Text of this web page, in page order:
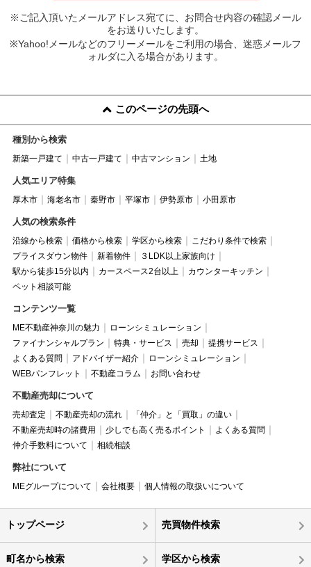
※ご記入頂いたメールアドレス宛てに、お問合せ内容の確認メール
をお送りいたします。
※Yahoo!メールなどのフリーメールをご利用の場合、迷惑メールフ
ォルダに入る場合があります。
このページの先頭へ
種別から検索
新築一戸建て 中古一戸建て 中古マンション 土地
人気エリア特集
厚木市 海老名市 秦野市 平塚市 伊勢原市 小田原市
人気の検索条件
沿線から検索 価格から検索 学区から検索
こだわり条件で検索
プライスダウン物件
新着物件
３LDK以上家族向け
駅から徒歩15分以内
カースペース2台以上
カウンターキッチン
ペット相談可能
コンテンツ一覧
ME不動産神奈川の魅力
ローンシミュレーション
ファイナンシャルプラン
特典・サービス 売却
提携サービス
よくある質問
アドバイザー紹介
ローンシミュレーション
WEBパンフレット
不動産コラム お問い合わせ
不動産売却について
売却査定 不動産売却の流れ
「仲介」と「買取」の違い
不動産売却時の諸費用
少しでも高く売るポイント
よくある質問
仲介手数料について
相続相談
弊社について
MEグループについて 会社概要 個人情報の取扱いについて
トップページ 売買物件検索
町名から検索 学区から検索